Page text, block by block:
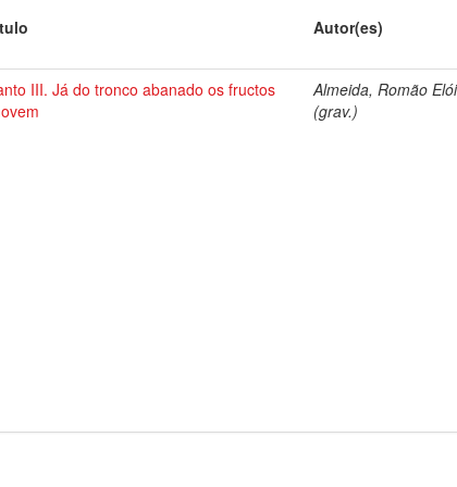
Autor(es)
III. Já do tronco abanado os fructos
Almeida, Romão
(grav.)